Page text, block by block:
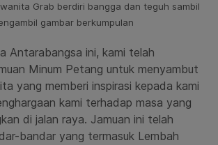
Grab berdiri bangga dan teguh sambil
gambar berkumpulan
Antarabangsa ini, kami telah
Minum Petang untuk menyambut
yang memberi inspirasi kepada kami
kami terhadap masa yang
di jalan raya. Jamuan ini telah
bandar yang termasuk Lembah